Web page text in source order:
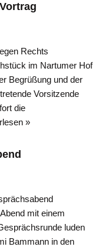
Rechts
im Nartumer Hof
Begrüßung und der
Vorsitzende
die
»
mit einem
luden
Bammann in den